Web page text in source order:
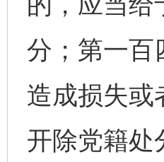
分；第一百
造成损失或
开除党籍处